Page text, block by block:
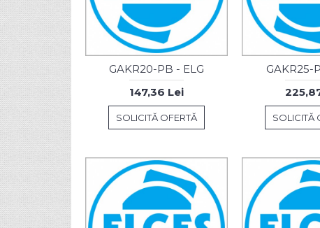
GAKR20-PB - ELG
147,36 Lei
SOLICITĂ OFERTĂ
GAKR25-
SOLICITĂ